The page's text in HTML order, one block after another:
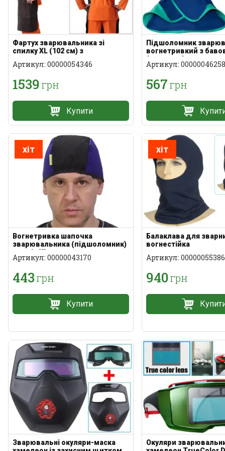
Фартух зварювальника зі
спилку XL (102 см) з
кишенею
Артикул: 00000054346
1539грн
Купити
Підшоломник
вогнетривкий з
(капюшон)
Артикул: 00000046258
567грн
хіт
Вогнетривка шапочка
зварювальника (підшоломник)
розмір XL
Артикул: 00000043170
443грн
Купити
хіт
Балаклава для
вогнестійка
Артикул: 00000055386
940грн
Зварювальні окуляри-маска
Окуляри